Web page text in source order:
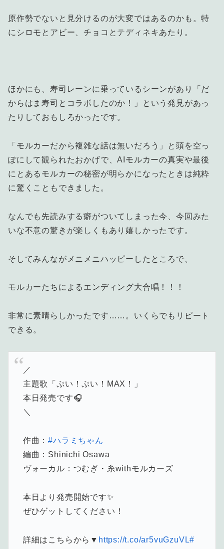
原作勢でないと見分けるのが大変ではあるのかも。特
にシロモとアビー、チョコとテディネキあたり。
ほかにも、寿司レーンに乗っているシーンがあり「だ
からはま寿司とコラボしたのか！」という発見があっ
たりしておもしろかったです。
「モルカーだから複雑な話は無いだろう」と頭を空っ
ぽにして観られたおかげで、AIモルカーの真実や最後
にとあるモルカーの秘密が明らかになったときは純粋
に驚くこともできました。
なんでも先読みする癖がついてしまった今、今回みた
いな不意の驚きが楽しくもあり嬉しかったです。
そしてみんながメニメニハッピーしたところで、
モルカーたちによるエンディング大合唱！！！
非常に素晴らしかったです……。いくらでもリピート
できる。
／
主題歌「ぷい！ぷい！MAX！」
本日発売です🎧
＼
作曲：#ハラミちゃん
編曲：Shinichi Osawa
ヴォーカル：つむぎ・糸withモルカーズ
本日より発売開始です✨
ぜひゲットしてください！
詳細はこちらから▼ https://t.co/ar5vuGzuVL#